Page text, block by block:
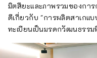
มิตสึยะและภาพรวมของกา
ดีเกี่ยวกับ "การผลิตสาเกแ
ทะเบียนเป็นมรดกวัฒนธรรม